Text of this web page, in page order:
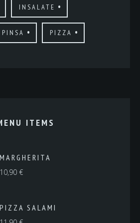
INSALATE
PINSA PIZZA
ITEMS
MARGHERITA
10,90 €
PIZZA SALAMI